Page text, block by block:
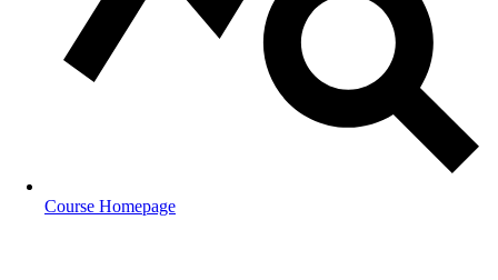
Course Homepage